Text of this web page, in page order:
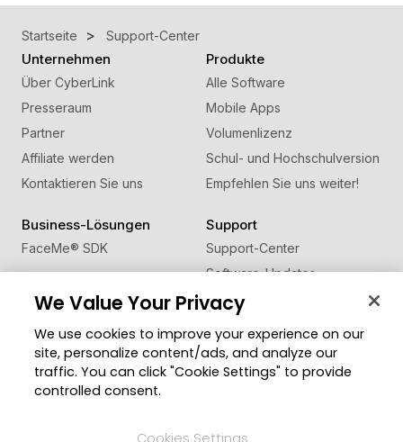
Startseite Support-Center
Unternehmen
Über CyberLink
Presseraum
Partner
Affiliate werden
Kontaktieren Sie uns
Produkte
Alle Software
Mobile Apps
Volumenlizenz
Schul- und Hochschulversion
Empfehlen Sie uns weiter!
Business-Lösungen
FaceMe® SDK
Support
Support-Center
Software-Updates
Lernen + Wissen
Community
Mitgliederbereich
Blog
Region ändern
We Value Your Privacy
We use cookies to improve your experience on our
site, personalize content/ads, and analyze our
traffic. You can click "Cookie Settings" to provide
controlled consent.
Cookies Settings